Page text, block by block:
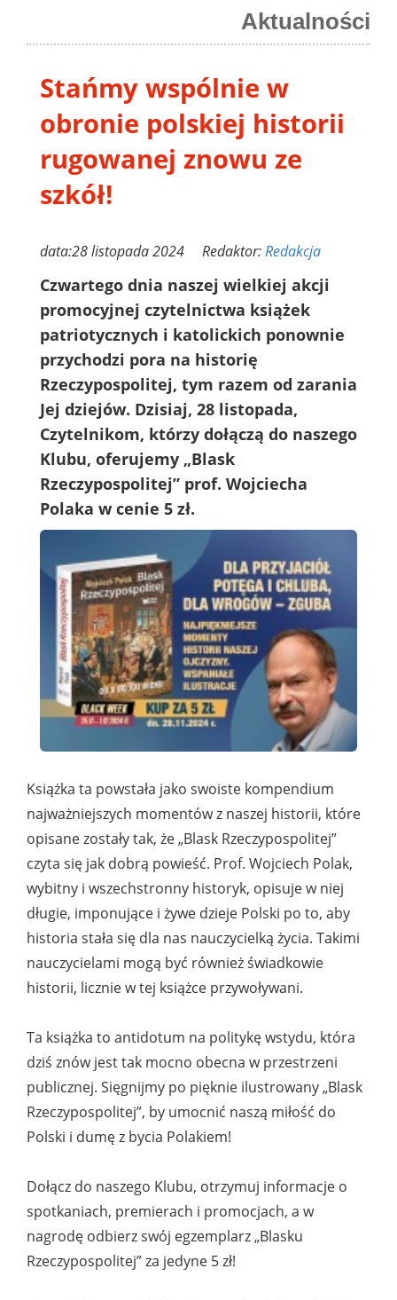
Aktualności
Stańmy wspólnie w
obronie polskiej historii
rugowanej znowu ze
szkół!
data:28 listopada 2024 Redaktor:Redakcja
Czwartego dnia naszej wielkiej akcji
promocyjnej czytelnictwa książek
patriotycznych i katolickich ponownie
przychodzi pora na historię
Rzeczypospolitej, tym razem od zarania
Jej dziejów. Dzisiaj, 28 listopada,
Czytelnikom, którzy dołączą do naszego
Klubu, oferujemy „Blask
Rzeczypospolitej” prof. Wojciecha
Polaka w cenie 5 zł.
Książka ta powstała jako swoiste kompendium
najważniejszych momentów z naszej historii, które
opisane zostały tak, że „Blask Rzeczypospolitej”
czyta się jak dobrą powieść. Prof. Wojciech Polak,
wybitny i wszechstronny historyk, opisuje w niej
długie, imponujące i żywe dzieje Polski po to, aby
historia stała się dla nas nauczycielką życia. Takimi
nauczycielami mogą być również świadkowie
historii, licznie w tej książce przywoływani.
Ta książka to antidotum na politykę wstydu, która
dziś znów jest tak mocno obecna w przestrzeni
publicznej. Sięgnijmy po pięknie ilustrowany „Blask
Rzeczypospolitej”, by umocnić naszą miłość do
Polski i dumę z bycia Polakiem!
Dołącz do naszego Klubu, otrzymuj informacje o
spotkaniach, premierach i promocjach, a w
nagrodę odbierz swój egzemplarz „Blasku
Rzeczypospolitej” za jedyne 5 zł!